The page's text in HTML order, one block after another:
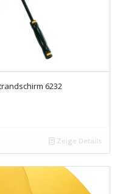
6232
Zeige Details